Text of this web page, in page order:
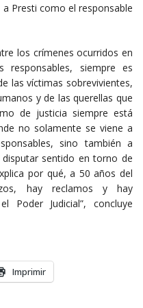
Presti como el responsable
los crímenes ocurridos en
siempre es
las víctimas sobrevivientes,
y de las querellas que
de justicia siempre está
no solamente se viene a
sino también a
sentido en torno de
por qué, a 50 años del
hay reclamos y hay
Poder Judicial”, concluye
Imprimir